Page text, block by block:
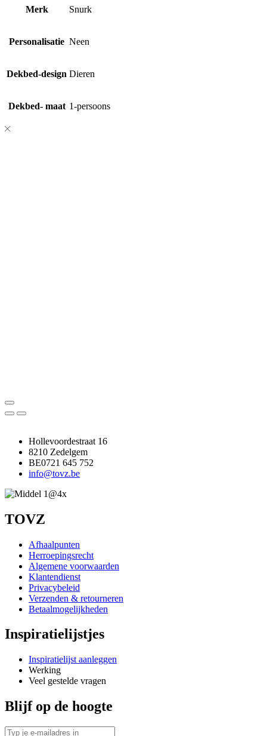
Merk Snurk
Personalisatie Neen
Dekbed-design Dieren
Dekbed- maat 1-persoons
Hollevoordestraat 16
8210 Zedelgem
BE0721 645 752
info@tovz.be
TOVZ
Afhaalpunten
Herroepingsrecht
Algemene voorwaarden
Klantendienst
Privacybeleid
Verzenden & retourneren
Betaalmogelijkheden
Inspiratielijstjes
Inspiratielijst aanleggen
Werking
Veel gestelde vragen
Blijf op de hoogte